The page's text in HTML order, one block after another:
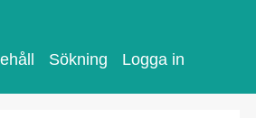
Sökning Logga in